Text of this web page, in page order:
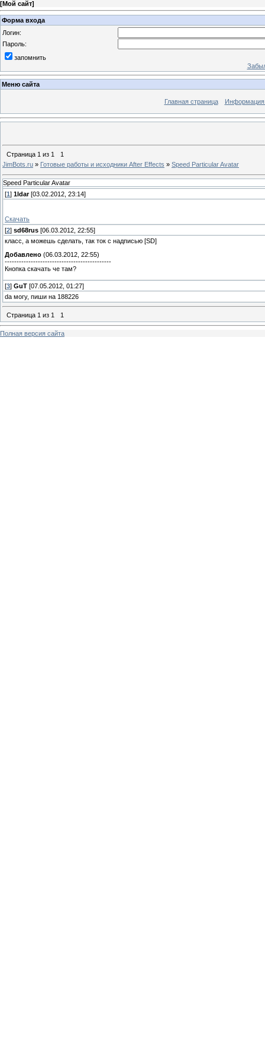
[Мой сайт]
Форма входа
Логин:
Пароль:
запомнить
Меню сайта
Главная страница Информация
Страница 1 из 1
1
JimBots.ru » Готовые работы и исходники After Effects » Speed Particular Avatar
Speed Particular Avatar
[1 ] 1ldar[03.02.2012, 23:14]
Скачать
[2] sd68rus [06.03.2012, 22:55]
класс, а можешь сделать, так ток с надписью [SD]
Добавлено (06.03.2012, 22:55)
---------------------------------------------
Кнопка скачать че там?
[3] GuT [07.05.2012, 01:27]
da могу, пиши на 188226
Страница 1 из 1 1
Полная версия сайта